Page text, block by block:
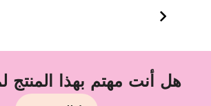
هل أنت مهتم بهذا المنتج